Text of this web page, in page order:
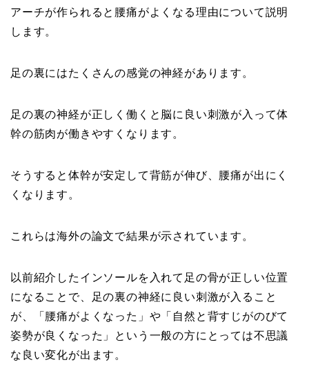
アーチが作られると腰痛がよくなる理由について説明
します。
足の裏にはたくさんの感覚の神経があります。
足の裏の神経が正しく働くと脳に良い刺激が入って体
幹の筋肉が働きやすくなります。
そうすると体幹が安定して背筋が伸び、腰痛が出にく
くなります。
これらは海外の論文で結果が示されています。
以前紹介したインソールを入れて足の骨が正しい位置
になることで、足の裏の神経に良い刺激が入ること
が、「腰痛がよくなった」や「自然と背すじがのびて
姿勢が良くなった」という一般の方にとっては不思議
な良い変化が出ます。